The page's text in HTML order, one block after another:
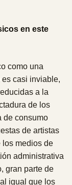
en este
como una
casi inviable,
a la
de los
de consumo
de artistas
los medios de
administrativa
gran parte de
igual que los